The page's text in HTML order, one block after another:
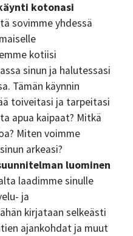
kotonasi
sovimme yhdessä
kotiisi
sinun ja halutessasi
Tämän käynnin
toiveitasi ja tarpeitasi
apua kaipaat? Mitkä
Miten voimme
arkeasi?
luominen
laadimme sinulle
ja
kirjataan selkeästi
ajankohdat ja muut